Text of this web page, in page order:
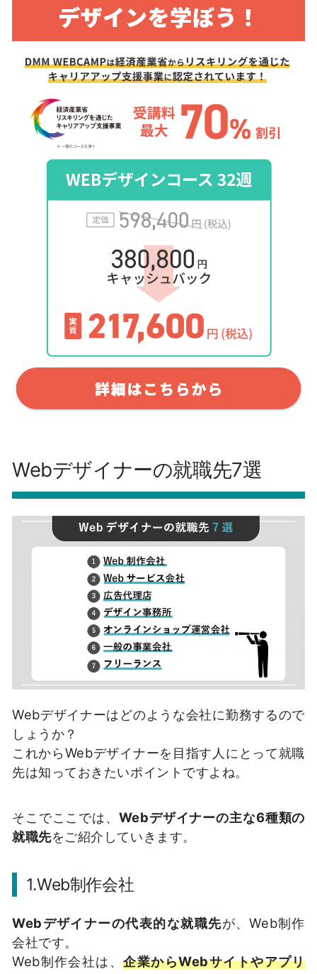
Webデザイナーの就職先7選
Webデザイナーはどのような会社に勤務するので
しょうか？
これからWebデザイナーを目指す人にとって就職
先は知っておきたいポイントですよね。
そこでここでは、 Webデザイナーの主な6種類の
就職先をご紹介していきます。
1.Web制作会社
Webデザイナーの代表的な就職先が、Web制作
会社です。
Web制作会社は、企業からWebサイトやアプリ